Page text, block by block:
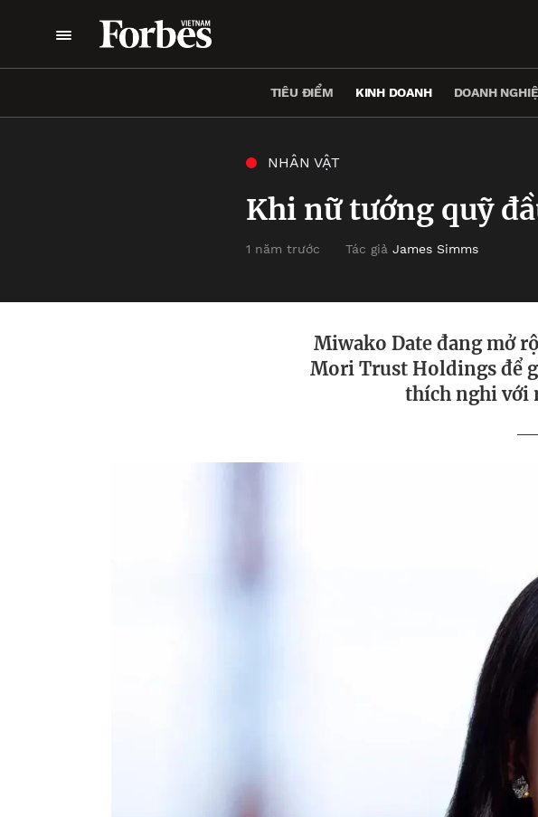
TIÊU ĐIỂM KINH DOANH DOANH
NHÂN VẬT
Khi nữ tướng quỹ
1 năm trước Tác giả James Simms
Miwako Date đang mở
Mori Trust Holdings để
thích nghi với